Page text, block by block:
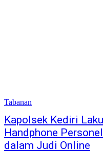
Tabanan
Kapolsek Kediri
Handphone
dalam Judi Online